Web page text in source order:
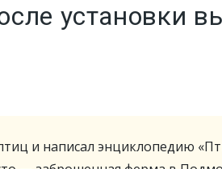
установки
и написал энциклопедию